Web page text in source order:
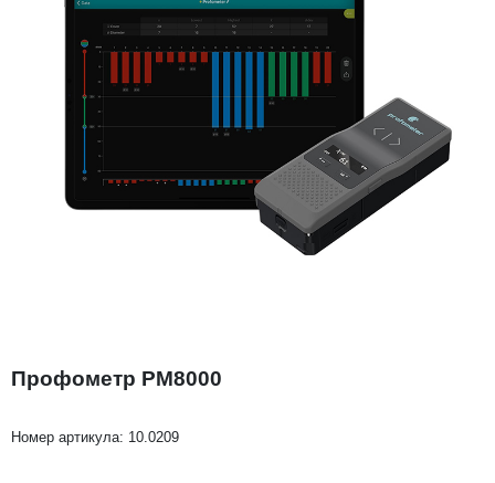
Профометр PM8000
Номер артикула: 10.0209